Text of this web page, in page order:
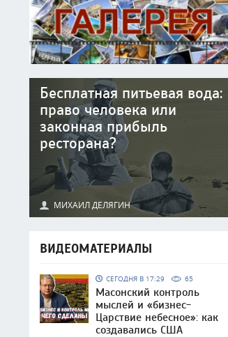
Бесплатная питьевая вода:
право человека или
законная прибыль
ресторана?
МИХАИЛ ДЕЛЯГИН
ВИДЕОМАТЕРИАЛЫ
СЕГОДНЯ В 17:29 65
Масонский контроль
мыслей и «бизнес-
Царствие небесное»: как
создавались США